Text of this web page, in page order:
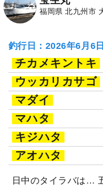
福岡県 北九州市
釣行日：2026年6月6
チカメキントキ
ウッカリカサゴ
マダイ
マハタ
キジハタ
アオハタ
日中のタイラバは…